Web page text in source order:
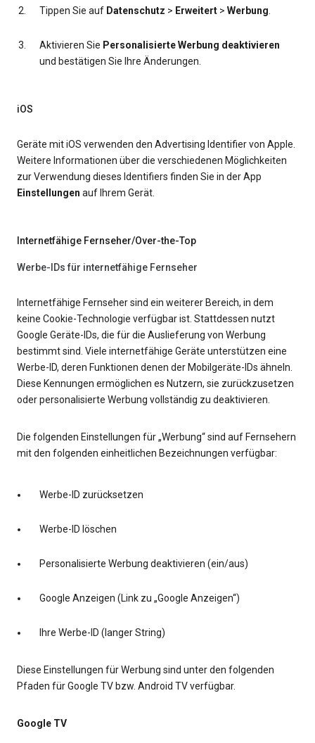
Tippen Sie auf Datenschutz > Erweitert > Werbung.
Aktivieren Sie Personalisierte Werbung deaktivieren
und bestätigen Sie Ihre Änderungen.
iOS
Geräte mit iOS verwenden den Advertising Identifier von Apple.
Weitere Informationen über die verschiedenen Möglichkeiten
zur Verwendung dieses Identifiers finden Sie in der App
Einstellungen auf Ihrem Gerät.
Internetfähige Fernseher/Over-the-Top
Werbe-IDs für internetfähige Fernseher
Internetfähige Fernseher sind ein weiterer Bereich, in dem
keine Cookie-Technologie verfügbar ist. Stattdessen nutzt
Google Geräte-IDs, die für die Auslieferung von Werbung
bestimmt sind. Viele internetfähige Geräte unterstützen eine
Werbe-ID, deren Funktionen denen der Mobilgeräte-IDs ähneln.
Diese Kennungen ermöglichen es Nutzern, sie zurückzusetzen
oder personalisierte Werbung vollständig zu deaktivieren.
Die folgenden Einstellungen für „Werbung“ sind auf Fernsehern
mit den folgenden einheitlichen Bezeichnungen verfügbar:
Werbe-ID zurücksetzen
Werbe-ID löschen
Personalisierte Werbung deaktivieren (ein/aus)
Google Anzeigen (Link zu „Google Anzeigen“)
Ihre Werbe-ID (langer String)
Diese Einstellungen für Werbung sind unter den folgenden
Pfaden für Google TV bzw. Android TV verfügbar.
Google TV